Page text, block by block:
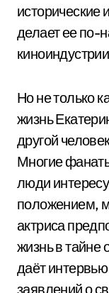
исторические
делает ее по-
Но не только
жизнь
другой
Многие
люди
положением,
актриса
жизнь в тайне
даёт
заявлений о